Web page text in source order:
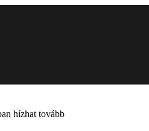
hízhat tovább